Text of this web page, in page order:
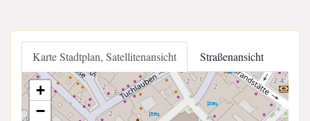
Karte Stadtplan, Satellitenansicht Straßenansicht
+
−